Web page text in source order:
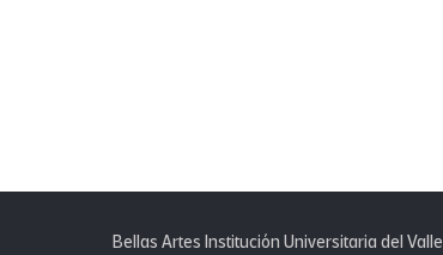
Bellas Artes Institución Universitaria del Valle